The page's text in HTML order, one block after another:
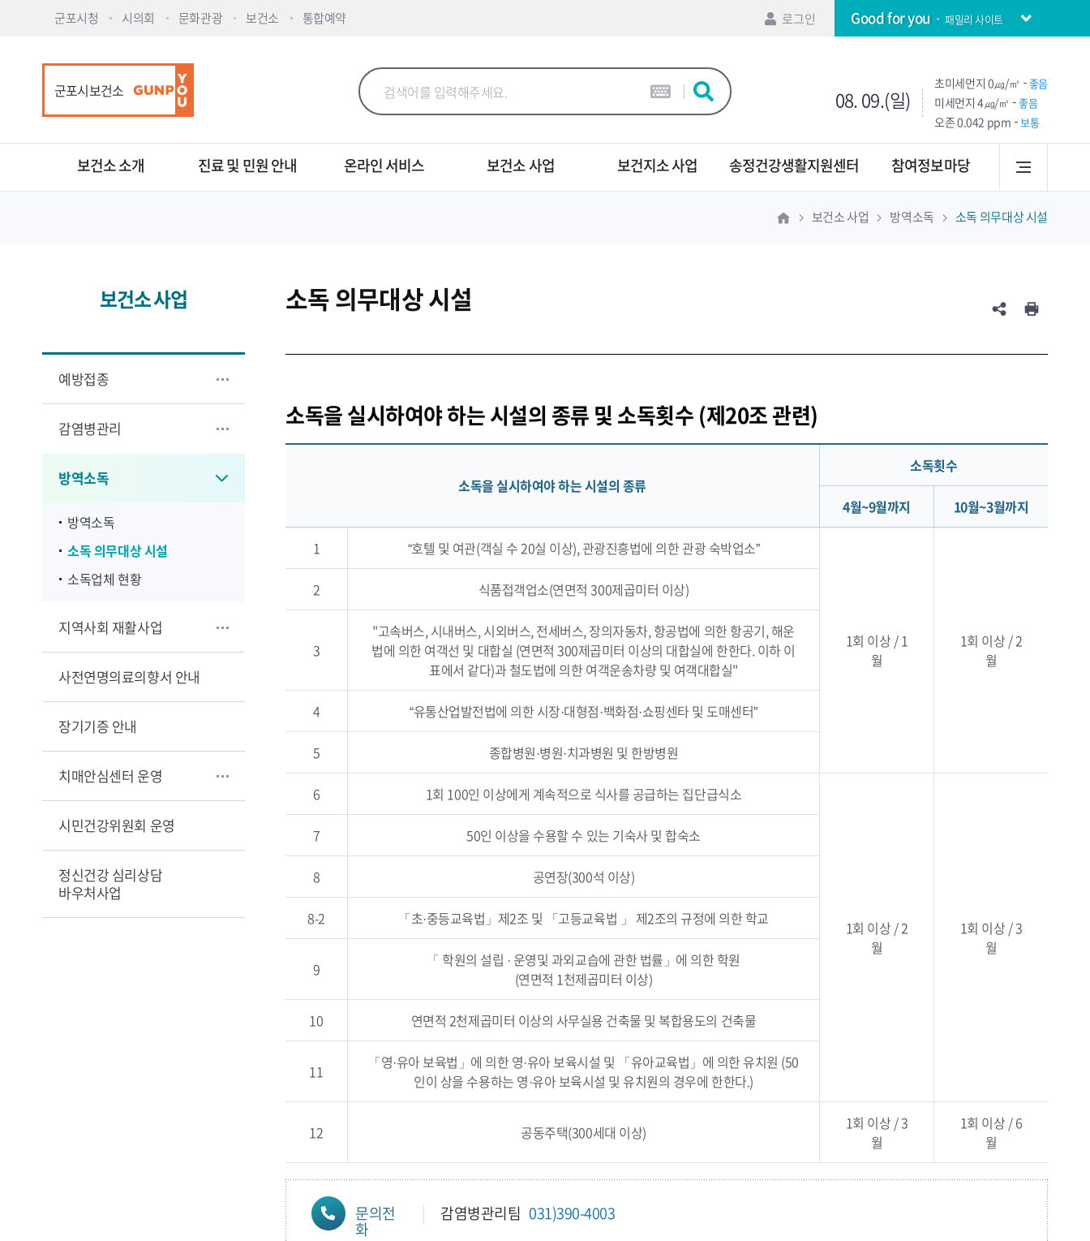
군포시청 시의회 문화관광 보건소 통합예약 로그인 Good for you 패밀리 사이트
군포시보건소 08. 09.(일)
초미세먼지 0㎍/㎥ 좋음
미세먼지 4㎍/㎥ 좋음
오존0.042 ppm 보통
보건소 소개 진료 및 민원 안내 온라인 서비스 보건소 사업 보건지소 사업 송정건강생활지원센터 참여정보마당
보건소 사업 방역소독 소독 의무대상 시설
보건소 사업
예방접종
감염병관리
방역소독
방역소독
소독 의무대상 시설
소독업체 현황
지역사회 재활사업
사전연명의료의향서 안내
장기기증 안내
치매안심센터 운영
시민건강위원회 운영
정신건강 심리상담
바우처사업
소독 의무대상 시설
소독을 실시하여야 하는 시설의 종류 및 소독횟수 (제20조 관련)
소독을 실시하여야 하는 시설의 종류
소독횟수
4월~9월까지 10월~3월까지
1 “호텔 및 여관(객실 수 20실 이상), 관광진흥법에 의한 관광 숙박업소”
1회 이상 / 1
월
1회 이상 / 2
월
2 식품접객업소(연면적 300제곱미터 이상)
3
"고속버스, 시내버스, 시외버스, 전세버스, 장의자동차, 항공법에 의한 항공기, 해운
법에 의한 여객선 및 대합실 (연면적 300제곱미터 이상의 대합실에 한한다. 이하 이
표에서 같다)과 철도법에 의한 여객운송차량 및 여객대합실"
4 “유통산업발전법에 의한 시장·대형점·백화점·쇼핑센타 및 도매센터”
5 종합병원·병원·치과병원 및 한방병원
6 1회 100인 이상에게 계속적으로 식사를 공급하는 집단급식소
1회 이상 / 2
월
1회 이상 / 3
월
7 50인 이상을 수용할 수 있는 기숙사 및 합숙소
8 공연장(300석 이상)
8-2 「초·중등교육법」제2조 및 「고등교육법 」 제2조의 규정에 의한 학교
9
「 학원의 설립 · 운영및 과외교습에 관한 법률」에 의한 학원
(연면적 1천제곱미터 이상)
10 연면적 2천제곱미터 이상의 사무실용 건축물 및 복합용도의 건축물
11
「영·유아 보육법」에 의한 영·유아 보육시설 및 「유아교육법」에 의한 유치원 (50
인이 상을 수용하는 영·유아 보육시설 및 유치원의 경우에 한한다.)
12 공동주택(300세대 이상)
1회 이상 / 3
월
1회 이상 / 6
월
문의전
화
감염병관리팀 031)390-4003